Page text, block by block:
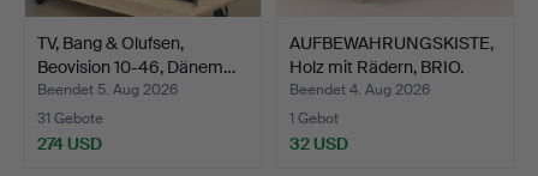
TV, Bang & Olufsen,
Beovision 10-46, Dänem…
Beendet 5. Aug 2026
31 Gebote
274 USD
AUFBEWAHRUNGSKISTE,
Holz mit Rädern, BRIO.
Beendet 4. Aug 2026
1 Gebot
32 USD